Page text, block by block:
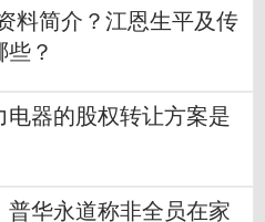
料简介？江恩生平及传
些？
电器的股权转让方案是
普华永道称非全员在家